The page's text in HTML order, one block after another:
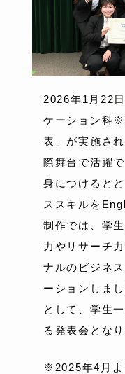
2026年1月22
ケーション科
表」が実施さ
際舞台で活躍
身につけると
ススキルを
制作では、学
力やリサーチ
ナルのビジネ
ーションしま
として、学生
る発表会となり
※2025年4月よ